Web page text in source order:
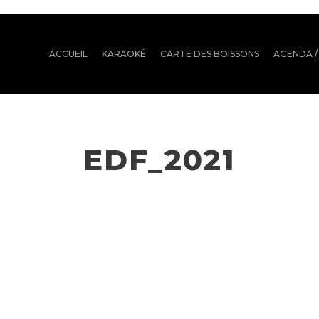
ACCUEIL KARAOKÉ CARTE DES BOISSONS AGENDA
EDF_2021